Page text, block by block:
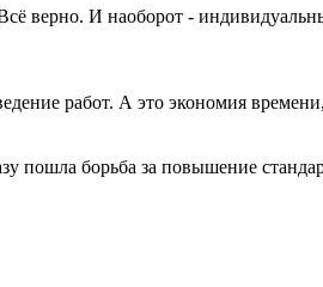
верно. И наоборот -
работ. А это экономия
пошла борьба за повышение